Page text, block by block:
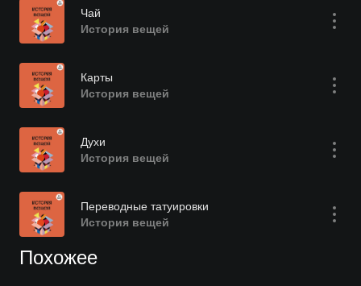
Чай
История вещей
Карты
История вещей
Духи
История вещей
Переводные татуировки
История вещей
Похожее